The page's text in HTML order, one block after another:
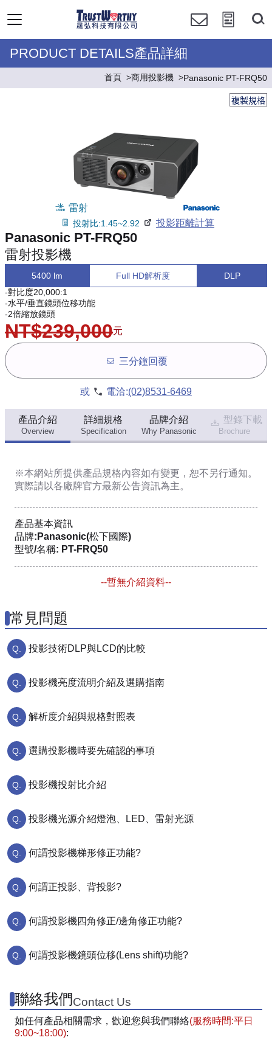
PRODUCT DETAILS產品詳細
首頁 商用投影機 Panasonic PT-FRQ50
複製規格
雷射
投射比:1.45~2.92 投影距離計算
Panasonic PT-FRQ50
雷射投影機
5400 lm Full HD解析度
DLP
-對比度20,000:1
-水平/垂直鏡頭位移功能
-2倍縮放鏡頭
NT$239,000元
三分鐘回覆
或 電洽:(02)8531-6469
產品介紹
Overview
詳細規格
Specification
品牌介紹
Why Panasonic
型錄下載
Brochure
※本網站所提供產品規格內容如有變更，恕不另行通知。
實際請以各廠牌官方最新公告資訊為主。
產品基本資訊
品牌:Panasonic(松下國際)
型號/名稱: PT-FRQ50
--暫無介紹資料--
常見問題
投影技術DLP與LCD的比較
投影機亮度流明介紹及選購指南
解析度介紹與規格對照表
選購投影機時要先確認的事項
投影機投射比介紹
投影機光源介紹燈泡、LED、雷射光源
何謂投影機梯形修正功能?
何謂正投影、背投影?
何謂投影機四角修正/邊角修正功能?
何謂投影機鏡頭位移(Lens shift)功能?
聯絡我們Contact Us
如任何產品相關需求，歡迎您與我們聯絡(服務時間:平日
9:00~18:00):